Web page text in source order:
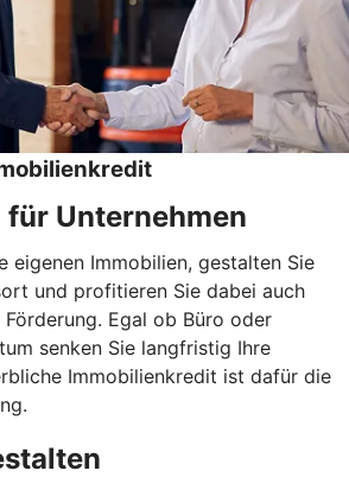
Unternehmen
eigenen Immobilien, gestalten Sie
und profitieren Sie dabei auch
Egal ob Büro oder
senken Sie langfristig Ihre
Immobilienkredit ist dafür die